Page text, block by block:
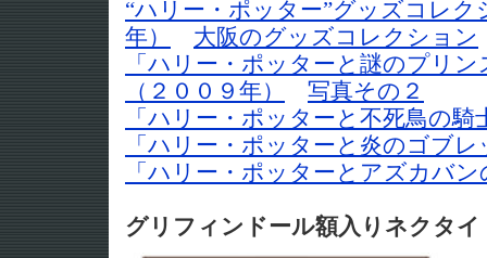
“ハリー・ポッター”グッズコレク
年）
大阪のグッズコレクション
「ハリー・ポッターと謎のプリ
（２００９年）
写真その２
「ハリー・ポッターと不死鳥の騎
「ハリー・ポッターと炎のゴブ
「ハリー・ポッターとアズカバ
グリフィンドール額入りネクタイ